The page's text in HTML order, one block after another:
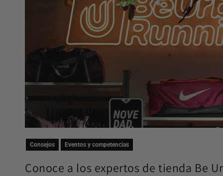
Consejos Eventos y competencias
Conoce a los expertos de tienda Be